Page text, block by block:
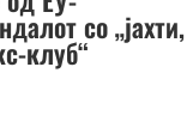
со „јахти,
клуб“